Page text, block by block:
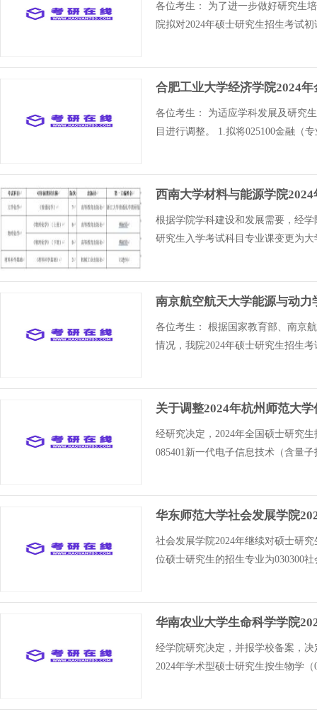
各位考生： 为了进一步做好研究生
院拟对2024年硕士研究生招生考试
合肥工业大学经济学院2024
各位考生： 为适应学科发展及研究
目进行调整。 1.拟将025100金融（
西南大学材料与能源学院
根据学院学科建设和发展需要，经
研究生入学考试科目专业课变更为
南京航空航天大学能源与动
各位考生： 根据国家教育部、南京
情况，我院2024年硕士研究生招生
关于调整2024年杭州师范大
经研究决定，2024年全国硕士研究
085401新一代电子信息技术（含量
华东师范大学社会发展学院
社会发展学院2024年继续对硕士研
位硕士研究生的招生专业为030300
华南农业大学生命科学学院
经学院研究决定，并报学校备案，
2024年学术型硕士研究生按生物学